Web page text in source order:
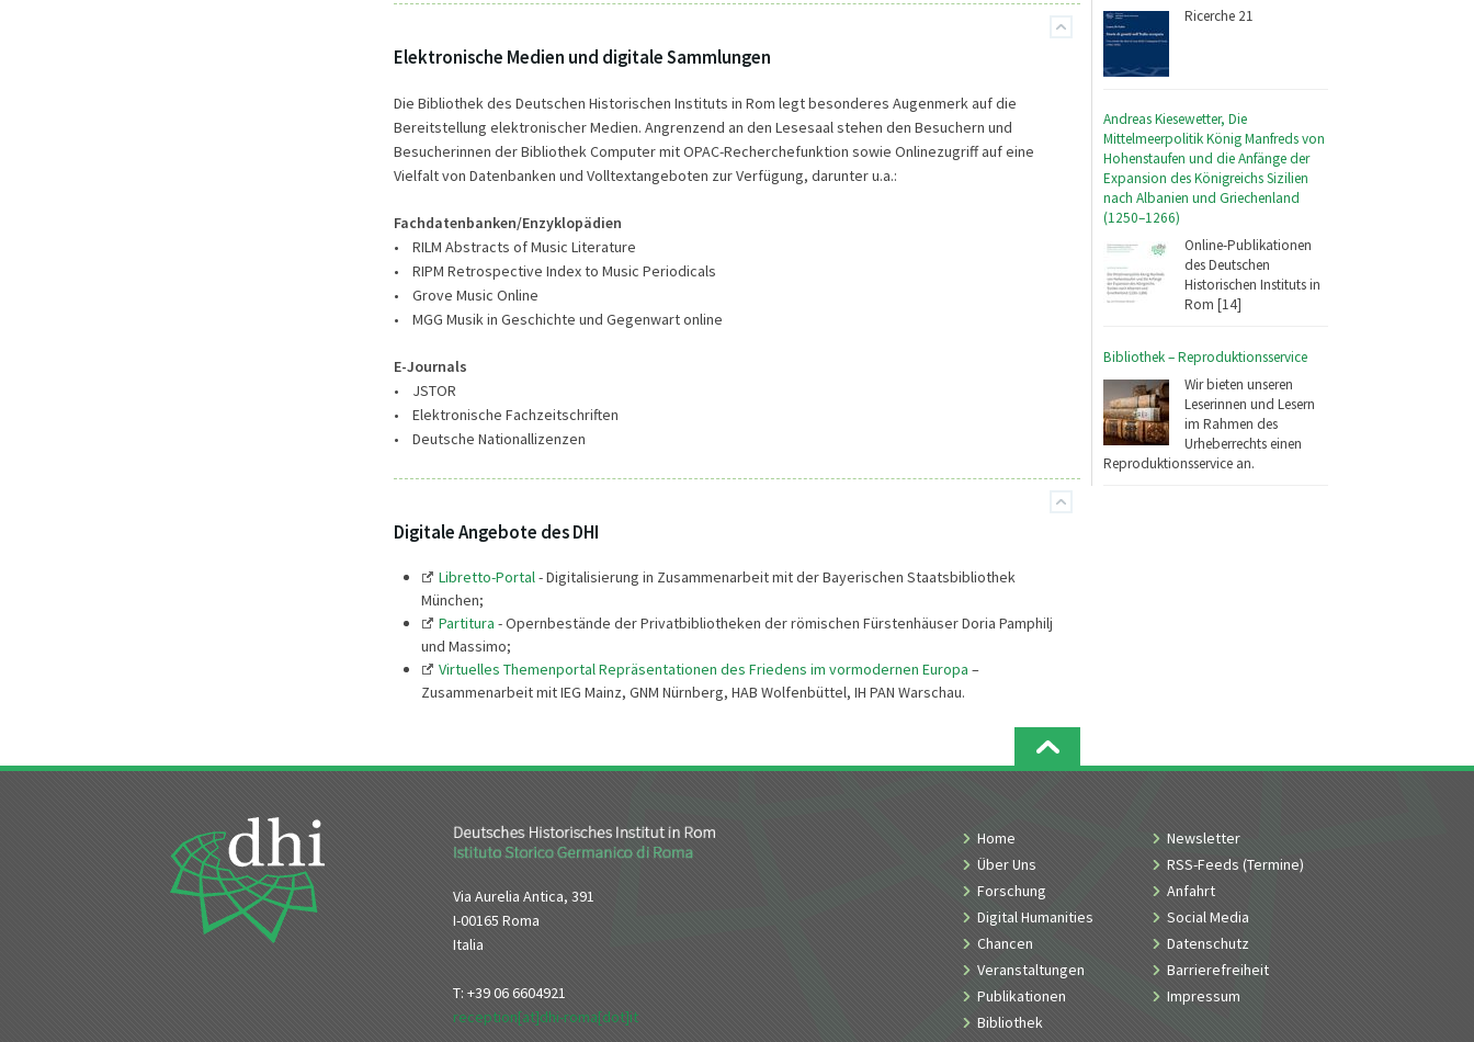
Ricerche 21
Andreas Kiesewetter, Die
Mittelmeerpolitik König Manfreds von
Hohenstaufen und die Anfänge der
Expansion des Königreichs Sizilien
nach Albanien und Griechenland
(1250–1266)
Online-Publikationen
des Deutschen
Historischen Instituts in
Rom [14]
Bibliothek – Reproduktionsservice
Wir bieten unseren
Leserinnen und Lesern
im Rahmen des
Urheberrechts einen
Reproduktionsservice an.
Elektronische Medien und digitale Sammlungen
Die Bibliothek des Deutschen Historischen Instituts in Rom legt besonderes Augenmerk auf die
Bereitstellung elektronischer Medien. Angrenzend an den Lesesaal stehen den Besuchern und
Besucherinnen der Bibliothek Computer mit OPAC-Recherchefunktion sowie Onlinezugriff auf eine
Vielfalt von Datenbanken und Volltextangeboten zur Verfügung, darunter u.a.:
Fachdatenbanken/Enzyklopädien
• RILM Abstracts of Music Literature
• RIPM Retrospective Index to Music Periodicals
• Grove Music Online
• MGG Musik in Geschichte und Gegenwart online
E-Journals
• JSTOR
• Elektronische Fachzeitschriften
• Deutsche Nationallizenzen
Digitale Angebote des DHI
Libretto-Portal- Digitalisierung in Zusammenarbeit mit der Bayerischen Staatsbibliothek
München;
Partitura - Opernbestände der Privatbibliotheken der römischen Fürstenhäuser Doria Pamphilj
und Massimo;
Virtuelles Themenportal Repräsentationen des Friedens im vormodernen Europa –
Zusammenarbeit mit IEG Mainz, GNM Nürnberg, HAB Wolfenbüttel, IH PAN Warschau.
Via Aurelia Antica, 391
I-00165 Roma
Italia
T: +39 06 6604921
reception[at]dhi-roma[dot]it
Home
Über Uns
Forschung
Digital Humanities
Chancen
Veranstaltungen
Publikationen
Bibliothek
Newsletter
RSS-Feeds (Termine)
Anfahrt
Social Media
Datenschutz
Barrierefreiheit
Impressum